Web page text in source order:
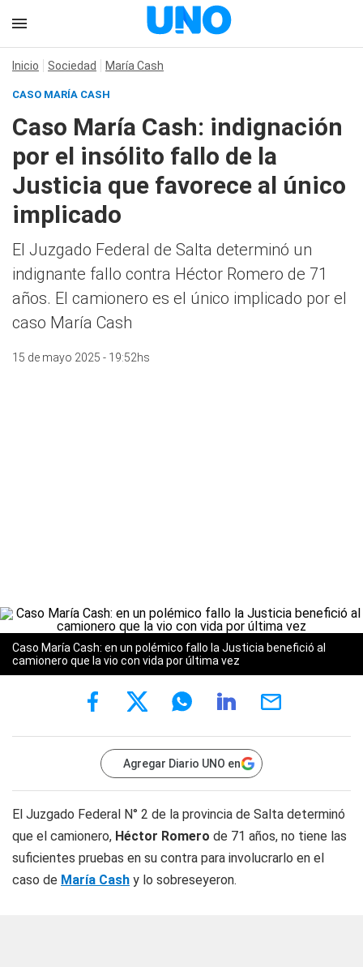
Inicio Sociedad María Cash
CASO MARÍA CASH
Caso María Cash: indignación
por el insólito fallo de la
Justicia que favorece al único
implicado
El Juzgado Federal de Salta determinó un
indignante fallo contra Héctor Romero de 71
años. El camionero es el único implicado por el
caso María Cash
15 de mayo 2025 - 19:52hs
Caso María Cash: en un polémico fallo la Justicia benefició al
camionero que la vio con vida por última vez
Agregar Diario UNO en
El Juzgado Federal N° 2 de la provincia de Salta determinó
que el camionero, Héctor Romero de 71 años, no tiene las
suficientes pruebas en su contra para involucrarlo en el
caso de María Cash y lo sobreseyeron.